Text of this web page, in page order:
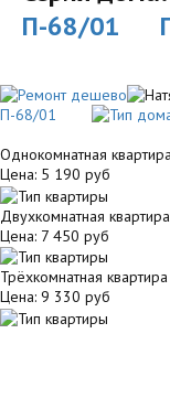
П-68/01
П-68/01
Однокомнатная квартира
Цена: 5 190 руб
Двухкомнатная квартира
Цена: 7 450 руб
Трёхкомнатная квартира
Цена: 9 330 руб